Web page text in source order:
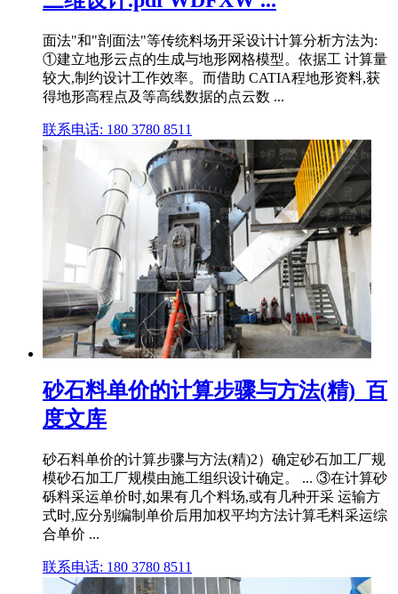
面法"和"剖面法"等传统料场开采设计计算分析方法为:
①建立地形云点的生成与地形网格模型。依据工 计算量
较大,制约设计工作效率。而借助 CATIA程地形资料,获
得地形高程点及等高线数据的点云数 ...
联系电话: 180 3780 8511
砂石料单价的计算步骤与方法(精)_百
度文库
砂石料单价的计算步骤与方法(精)2）确定砂石加工厂规
模砂石加工厂规模由施工组织设计确定。 ... ③在计算砂
砾料采运单价时,如果有几个料场,或有几种开采 运输方
式时,应分别编制单价后用加权平均方法计算毛料采运综
合单价 ...
联系电话: 180 3780 8511